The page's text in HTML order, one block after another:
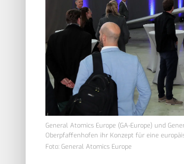
General Atomics Europe (GA-Europe) und
Oberpfaffenhofen ihr Konzept für eine
Foto: General Atomics Europe